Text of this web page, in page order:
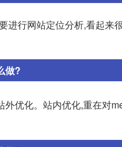
进行网站定位分析,看起
做?
外优化。站内优化,重在对